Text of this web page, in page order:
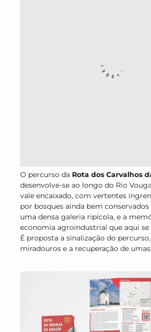
O percurso da Rota dos Carvalhos
desenvolve-se ao longo do Rio
vale encaixado, com vertentes
por bosques ainda bem conservados
uma densa galeria ripícola, e a
economia agroindustrial que aqui se
É proposta a sinalização do
miradouros e a recuperação de